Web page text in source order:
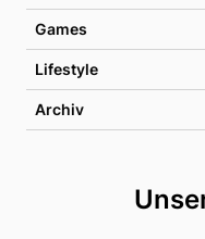
Games
Lifestyle
Archiv